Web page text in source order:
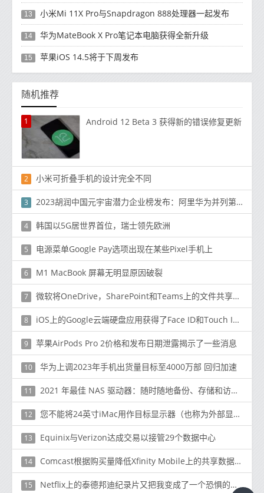
13 小米Mi 11X Pro与Snapdragon 888处理器一起发布
14 华为MateBook X Pro笔记本电脑获得全新升级
15 苹果iOS 14.5将于下周发布
随机推荐
1 Android 12 Beta 3 获得新的错误修复更新
2 小米可折叠手机的设计完全不同
3 2023胡润中国元宇宙潜力企业榜发布：阿里华为并列第二
4 韩国以5G居世界首位，瑞士领先欧洲
5 电源菜单Google Pay选项出现在某些Pixel手机上
6 M1 MacBook 屏幕无明显原因破裂
7 微软将OneDrive，SharePoint和Teams上的文件共享限制提高到250GB
8 iOS上的Google云端硬盘应用获得了Face ID和Touch ID支持
9 苹果AirPods Pro 2价格和发布日期泄露揭示了一些消息
10 华为上调2023年手机出货量目标至4000万部 回归加速
11 2021 年最佳 NAS 驱动器：随时随地备份、存储和访问您的数据
12 您不能将24英寸iMac用作目标显示器（也称为外部显示器）
13 Equinix与Verizon达成交易以接管29个数据中心
14 Comcast根据购买量降低Xfinity Mobile上的共享数据价格
15 Netflix上的泰德邦迪纪录片又把我变成了一个恐惧的青少年